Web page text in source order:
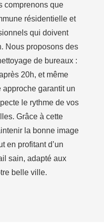
comprenons que
résidentielle et
qui doivent
Nous proposons des
de bureaux :
20h, et même
garantit un
le rythme de vos
Grâce à cette
la bonne image
en profitant d’un
sain, adapté aux
belle ville.